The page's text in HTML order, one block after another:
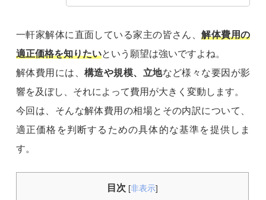
一軒家解体に直面している家主の皆さん、解体費用の
適正価格を知りたいという願望は強いですよね。
解体費用には、 構造や規模、立地など様々な要因が影
響を及ぼし、それによって費用が大きく変動します。
今回は、そんな解体費用の相場とその内訳について、
適正価格を判断するための具体的な基準を提供しま
す。
目次 [非表示]